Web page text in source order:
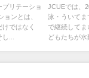
ション
リテーショ
ョンとは、
ではなく
...
京都 江戸
JCUEでは、
泳・ういて
で継続して
どもたちが水